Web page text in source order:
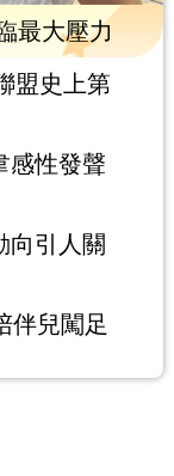
最大壓力
盟史上第
性發聲
引人關
兒闖足